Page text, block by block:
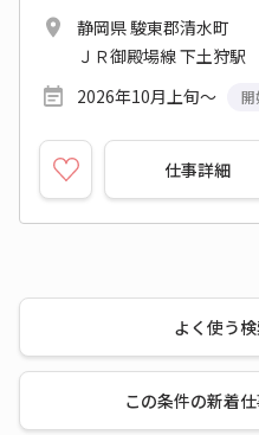
静岡県 駿東郡清水町
ＪＲ御殿場線 下土狩駅
2026年10月上旬～
開
仕事詳細
よく使う
この条件の新着